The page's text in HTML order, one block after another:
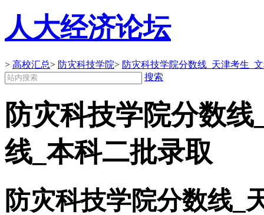
人大经济论坛
> 高校汇总> 防灾科技学院> 防灾科技学院分数线_天津考生_
搜索
防灾科技学院分数
线_本科二批录取
防灾科技学院分数线_